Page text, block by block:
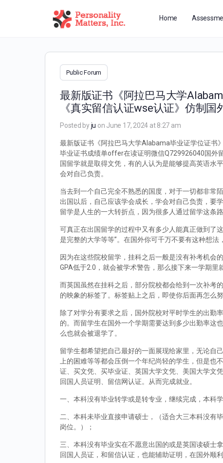
Home
Public Forum
最新版证书《阿拉巴马大学
《真实留信认证wse认证》仿制
Posted byju on June 17, 2024 at 8:27 am
最新版证书《阿拉巴马大学Alabama毕业证学位证书
毕业证书成绩单offer在读证明微信Q729926040国外
国留学就是取得文凭，有的人认为是能够提高英语水
会对自己负责。
当去到一个自己完全不熟悉的国度，对于一切都非常
出国以后，自己应该学会成长，学会对自己负责，要
留学是人生的一大转折点，因为很多人通过留学这条
可真正在出国留学的过程中又有多少人能真正做到了
是完整的大学等等”。在国外你可千万不要有这种想法
因为在这些院校留学，挂科之后一般是没有补考机会
GPA低于2.0，就会被学术警告，那么接下来一学期里
而英国虽然在挂科之后，部分院校都会给到一次补考
的映象的标签了。标签贴上之后，即使你后面再怎么
除了对学分有要求之后，国外院校对平时学生的出勤
的。而留学生在国外一个学期需要达到多少出勤率这
么也就会被退学了。
留学生都希望把自己最好的一面展现给家里，无论自
上的困难等等都会压倒一个年纪尚轻的学生，但是
证、买文凭、买毕业证、英国大学文凭、美国大学文
回国人员证明、留信网认证。从而完成就业。
一、本科没有毕业转学或是转专业，继续完成，本科
二、本科未毕业直接申请硕士，（适合大三本科没有
岗位。）；
三、本科没有毕业实在不愿意出国的或是英国读硕
回国人员证，和留信认证，也能辅助证明，在国外顺